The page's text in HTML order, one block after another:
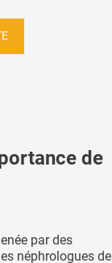
de
par des
néphrologues de